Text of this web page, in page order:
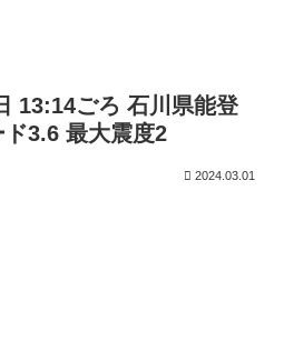
13:14ごろ 石川県能登
3.6 最大震度2
2024.03.01